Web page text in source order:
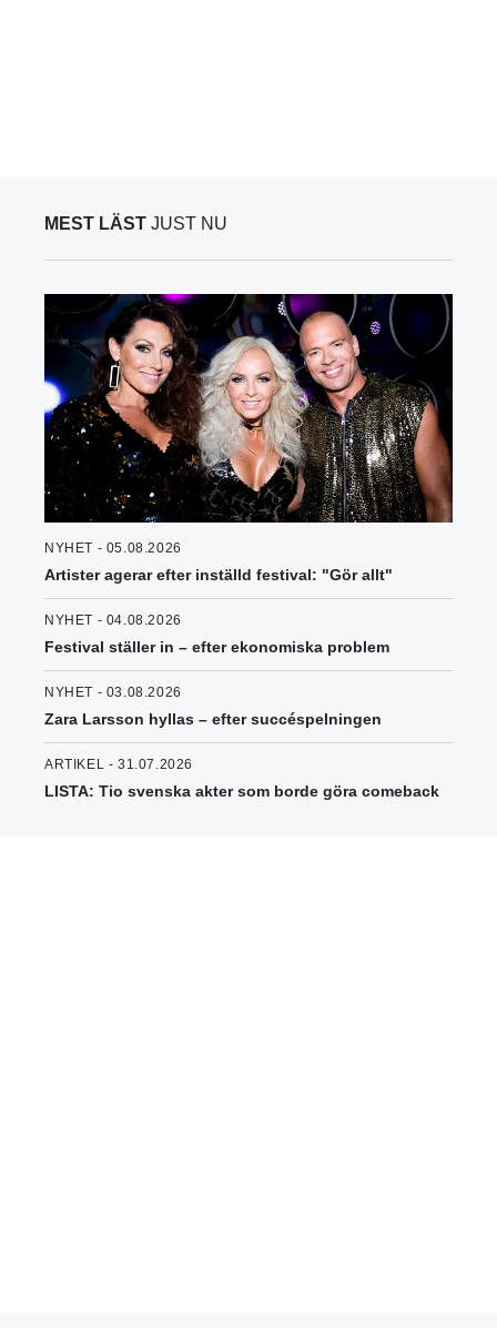
MEST LÄST JUST NU
NYHET - 05.08.2026
Artister agerar efter inställd festival: "Gör allt"
NYHET - 04.08.2026
Festival ställer in – efter ekonomiska problem
NYHET - 03.08.2026
Zara Larsson hyllas – efter succéspelningen
ARTIKEL - 31.07.2026
LISTA: Tio svenska akter som borde göra comeback